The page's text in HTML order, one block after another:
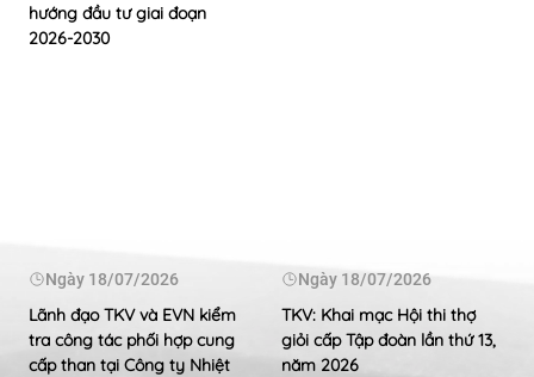
hướng đầu tư giai đoạn
2026-2030
Ngày 18/07/2026
Lãnh đạo TKV và EVN kiểm
tra công tác phối hợp cung
cấp than tại Công ty Nhiệt
Ngày 18/07/2026
TKV: Khai mạc Hội thi thợ
giỏi cấp Tập đoàn lần thứ 13,
năm 2026